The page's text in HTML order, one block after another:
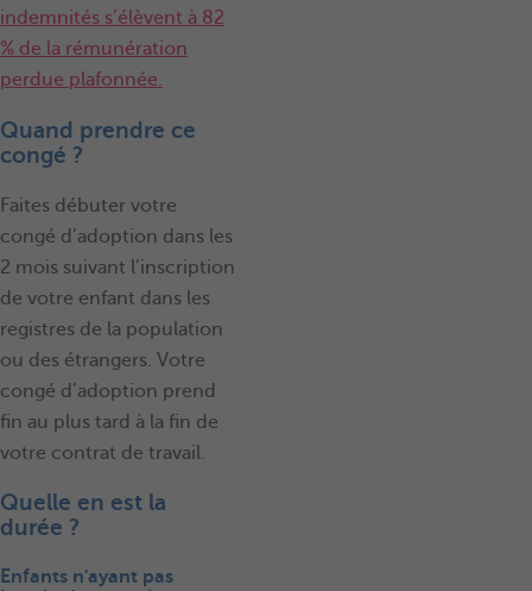
indemnités s’élèvent à 82
% de la rémunération
perdue plafonnée.
Quand prendre ce
congé ?
Faites débuter votre
congé d’adoption dans les
2 mois suivant l’inscription
de votre enfant dans les
registres de la population
ou des étrangers. Votre
congé d’adoption prend
fin au plus tard à la fin de
votre contrat de travail.
Quelle en est la
durée ?
Enfants n'ayant pas